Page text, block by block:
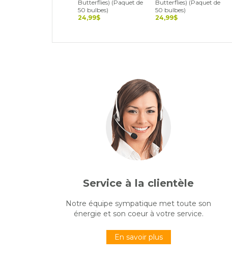
Butterflies) (Paquet de
50 bulbes)
24,99$
Butterflies) (Paquet de
50 bulbes)
24,99$
Service à la clientèle
Notre équipe sympatique met toute son
énergie et son coeur à votre service.
En savoir plus